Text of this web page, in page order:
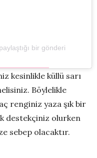
bir gönderi
kesinlikle küllü sarı
Böylelikle
renginiz yaza şık bir
destekçiniz olurken
sebep olacaktır.